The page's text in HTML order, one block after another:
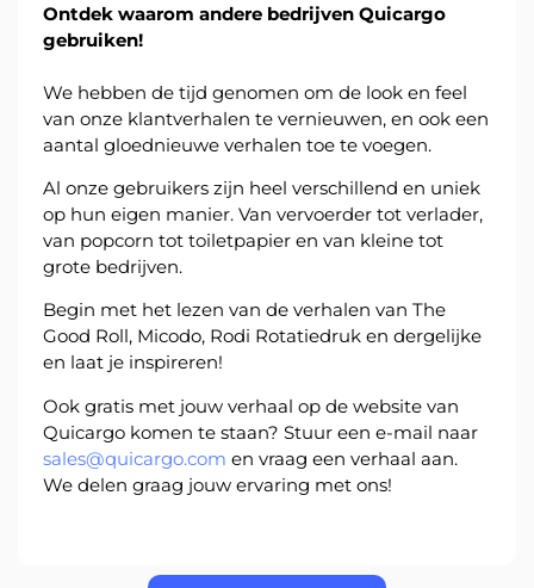
Bestemmingen
Ontdek
Nederlands
Aanmelden
Ontdek waarom andere bedrijven Quicargo
gebruiken!
We hebben de tijd genomen om de look en feel
van onze klantverhalen te vernieuwen, en ook een
aantal gloednieuwe verhalen toe te voegen.
Al onze gebruikers zijn heel verschillend en uniek
op hun eigen manier. Van vervoerder tot verlader,
van popcorn tot toiletpapier en van kleine tot
grote bedrijven.
Begin met het lezen van de verhalen van The
Good Roll, Micodo, Rodi Rotatiedruk en dergelijke
en laat je inspireren!
Ook gratis met jouw verhaal op de website van
Quicargo komen te staan? Stuur een e-mail naar
sales@quicargo.com en vraag een verhaal aan.
We delen graag jouw ervaring met ons!